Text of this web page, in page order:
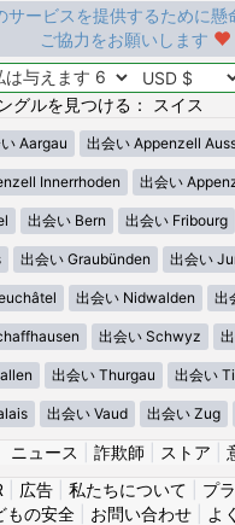
サービスを提供するために懸
ご協力をお願いします
グルを見つける： スイス
Aargau 出会い Appenzell
Innerrhoden 出会い
出会い Bern 出会い Fribourg
出会い Graubünden 出会い
出会い Nidwalden 出
出会い Schwyz
出会い Thurgau 出会い
出会い Vaud 出会い Zug
ニュース 詐欺師 ストア
広告 私たちについて プ
もの安全| お問い合わせ| よ